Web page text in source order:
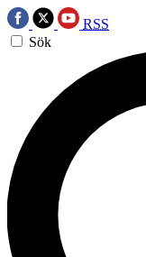
RSS
Sök